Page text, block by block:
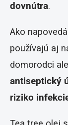
dovnútra.
Ako
používajú aj
domorodci
antiseptický
riziko